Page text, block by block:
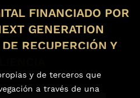
FINANCIADO POR
GENERATION
RECUPERCIÓN Y
y de terceros que
a través de una